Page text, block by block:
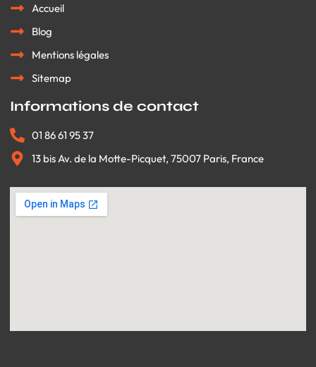
Accueil
Blog
Mentions légales
Sitemap
Informations de contact
01 86 61 95 37
13 bis Av. de la Motte-Picquet, 75007 Paris, France